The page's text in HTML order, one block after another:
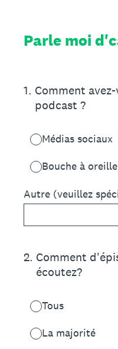
Parle moi
1. Comment
podcast ?
Médias sociaux
Bouche à oreille
Autre (veuillez
2. Comment
écoutez?
Tous
La majorité